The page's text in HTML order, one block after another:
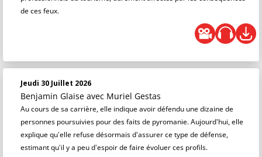
de ces feux.
Jeudi 30 Juillet 2026
Benjamin Glaise avec Muriel Gestas
Au cours de sa carrière, elle indique avoir défendu une dizaine de
personnes poursuivies pour des faits de pyromanie. Aujourd'hui, elle
explique qu'elle refuse désormais d'assurer ce type de défense,
estimant qu'il y a peu d'espoir de faire évoluer ces profils.